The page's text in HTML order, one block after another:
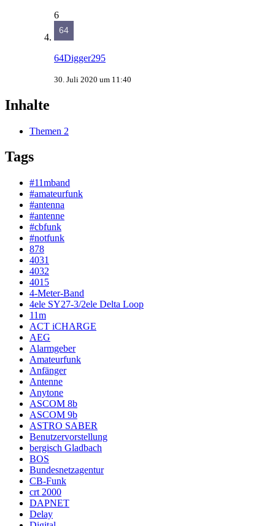
6
64Digger295
30. Juli 2020 um 11:40
Inhalte
Themen 2
Tags
#11mband
#amateurfunk
#antenna
#antenne
#cbfunk
#notfunk
878
4031
4032
4015
4-Meter-Band
4ele SY27-3/2ele Delta Loop
11m
ACT iCHARGE
AEG
Alarmgeber
Amateurfunk
Anfänger
Antenne
Anytone
ASCOM 8b
ASCOM 9b
ASTRO SABER
Benutzervorstellung
bergisch Gladbach
BOS
Bundesnetzagentur
CB-Funk
crt 2000
DAPNET
Delay